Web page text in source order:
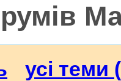
усі теми